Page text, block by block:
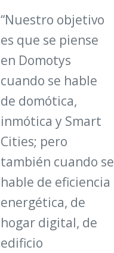
“Nuestro objetivo
es que se piense
en Domotys
cuando se hable
de domótica,
inmótica y Smart
Cities; pero
también cuando se
hable de eficiencia
energética, de
hogar digital, de
edificio